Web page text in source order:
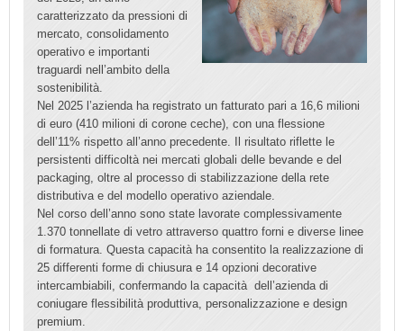
caratterizzato da pressioni di
mercato, consolidamento
operativo e importanti
traguardi nell’ambito della
sostenibilità.
Nel 2025 l’azienda ha registrato un fatturato pari a 16,6 milioni
di euro (410 milioni di corone ceche), con una flessione
dell’11% rispetto all’anno precedente. Il risultato riflette le
persistenti difficoltà nei mercati globali delle bevande e del
packaging, oltre al processo di stabilizzazione della rete
distributiva e del modello operativo aziendale.
Nel corso dell’anno sono state lavorate complessivamente
1.370 tonnellate di vetro attraverso quattro forni e diverse linee
di formatura. Questa capacità ha consentito la realizzazione di
25 differenti forme di chiusura e 14 opzioni decorative
intercambiabili, confermando la capacità dell’azienda di
coniugare flessibilità produttiva, personalizzazione e design
premium.